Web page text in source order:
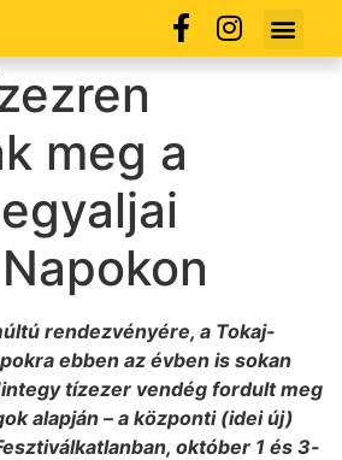
meg a
rendezvényére, a Tokaj-
ebben az évben is sokan
tízezer vendég fordult meg
alapján – a központi (idei új)
október 1 és 3-